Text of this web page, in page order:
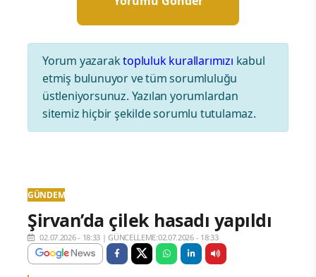
Yorum yazaraktopluluk kurallarımızı kabul
etmiş bulunuyor ve tüm sorumluluğu
üstleniyorsunuz. Yazılan yorumlardan
sitemiz hiçbir şekilde sorumlu tutulamaz.
GÜNDEM
Şirvan’da çilek hasadı yapıldı
02.07.2026 - 18:33 |GÜNCELLEME:02.07.2026 - 18:33